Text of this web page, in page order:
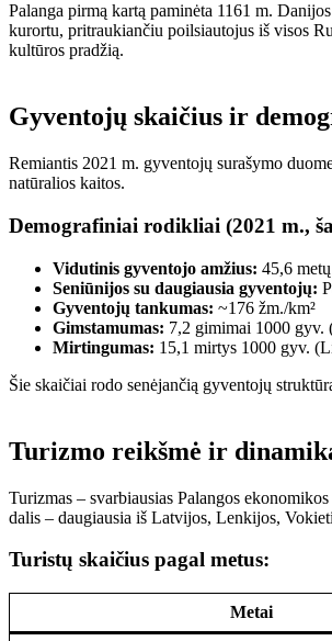
Palanga pirmą kartą paminėta 1161 m.
kurortu, pritraukiančiu poilsiautojus iš visos
kultūros pradžią.
Gyventojų skaičius ir
Remiantis 2021 m. gyventojų surašymo
natūralios kaitos.
Demografiniai rodikliai (2021 m.,
Vidutinis gyventojo amžius: 45,6
Seniūnijos su daugiausia gyventojų:
Gyventojų tankumas: ~176 žm./km²
Gimstamumas: 7,2 gimimai 1000
Mirtingumas: 15,1 mirtys 1000 gyv.
Šie skaičiai rodo senėjančią gyventojų
Turizmo reikšmė ir
Turizmas – svarbiausias Palangos
dalis – daugiausia iš Latvijos, Lenkijos,
Turistų skaičius pagal metus:
Metai